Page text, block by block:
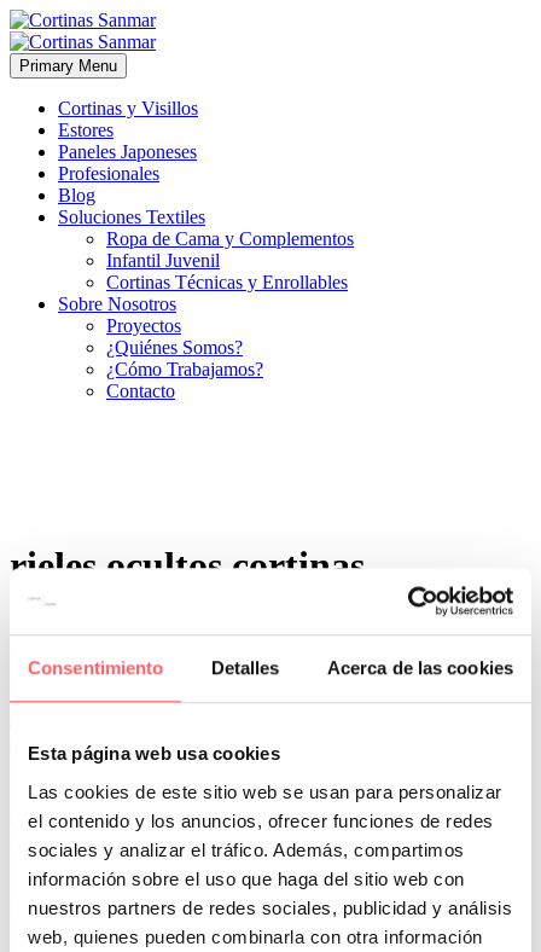
Consentimiento Detalles Acerca de las cookies
Esta página web usa cookies
Las cookies de este sitio web se usan para personalizar
el contenido y los anuncios, ofrecer funciones de redes
sociales y analizar el tráfico. Además, compartimos
información sobre el uso que haga del sitio web con
nuestros partners de redes sociales, publicidad y análisis
web, quienes pueden combinarla con otra información
Primary Menu
Cortinas y Visillos
Estores
Paneles Japoneses
Profesionales
Blog
Soluciones Textiles
Ropa de Cama y Complementos
Infantil Juvenil
Cortinas Técnicas y Enrollables
Sobre Nosotros
Proyectos
¿Quiénes Somos?
¿Cómo Trabajamos?
Contacto
rieles ocultos cortinas
0
Por San Mar Trucos y consejos
31 Ene:¿Cómo elegir cortinas para espacios con
techos altos?
Los techos altos son un elemento arquitectónico que aporta un toque
de grandeza y sofisticación a cualquier espacio. Sin embargo,…